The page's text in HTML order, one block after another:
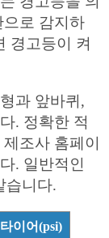
로 감지하
경고등이 켜
과 앞바퀴,
. 정확한 적
조사 홈페이
. 일반적인
습니다.
이어(psi)